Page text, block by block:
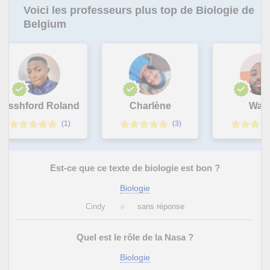
Voici les professeurs plus top de Biologie de
Belgium
Roland
(1)
Charlène
(3)
Wakil
Est-ce que ce texte de biologie est bon ?
Biologie
Cindy sans réponse
Quel est le rôle de la Nasa ?
Biologie